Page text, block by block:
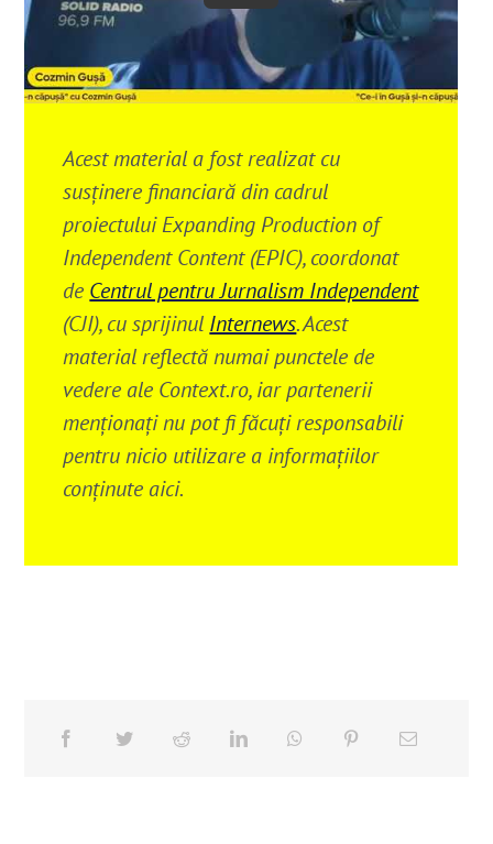
Acest material a fost realizat cu
susținere financiară din cadrul
proiectului Expanding Production of
Independent Content (EPIC), coordonat
de Centrul pentru Jurnalism Independent
(CJI), cu sprijinul Internews. Acest
material reflectă numai punctele de
vedere ale Context.ro, iar partenerii
menționați nu pot fi făcuți responsabili
pentru nicio utilizare a informațiilor
conținute aici.